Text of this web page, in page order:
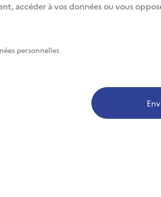
accéder à vos données ou vous
personnelles